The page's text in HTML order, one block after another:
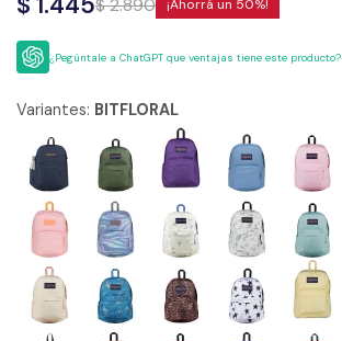
50
¿Pegúntale a ChatGPT que ventajas tiene este producto?
Variantes: BITFLORAL